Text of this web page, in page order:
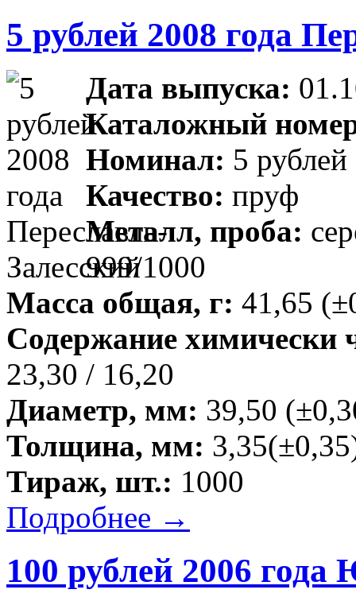
5 рублей 2008 года
Дата выпуска:
Каталожный
Номинал: 5 рублей
Качество: пруф
Металл, проба:
999/1000
Масса общая, г: 41,65
Содержание химически
23,30 / 16,20
Диаметр, мм: 39,50
Толщина, мм:
Тираж, шт.: 1000
Подробнее →
100 рублей 2006